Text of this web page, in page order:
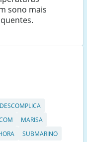
sono mais
DESCOMPLICA
MARISA
SUBMARINO